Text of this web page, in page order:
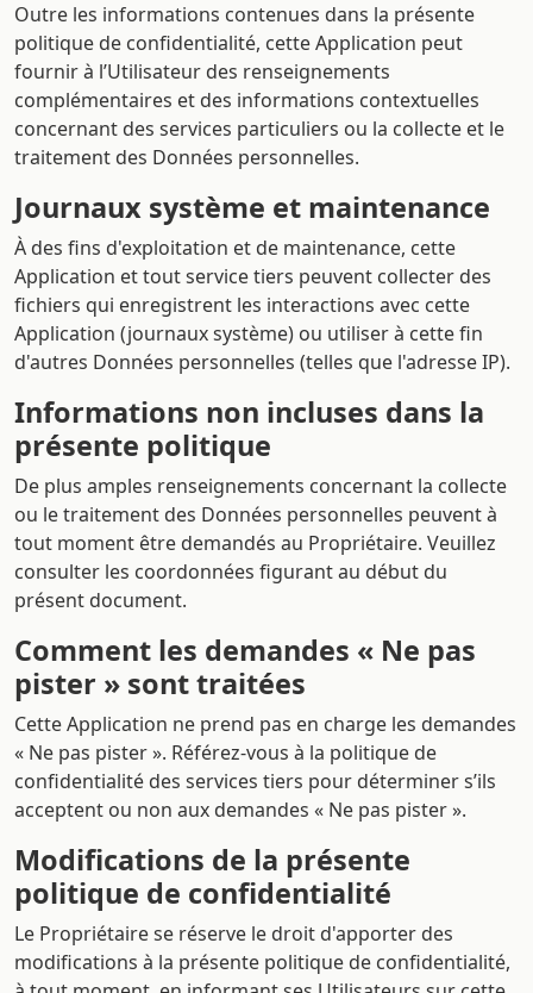
Outre les informations contenues dans la présente
politique de confidentialité, cette Application peut
fournir à l’Utilisateur des renseignements
complémentaires et des informations contextuelles
concernant des services particuliers ou la collecte et le
traitement des Données personnelles.
Journaux système et maintenance
À des fins d'exploitation et de maintenance, cette
Application et tout service tiers peuvent collecter des
fichiers qui enregistrent les interactions avec cette
Application (journaux système) ou utiliser à cette fin
d'autres Données personnelles (telles que l'adresse IP).
Informations non incluses dans la
présente politique
De plus amples renseignements concernant la collecte
ou le traitement des Données personnelles peuvent à
tout moment être demandés au Propriétaire. Veuillez
consulter les coordonnées figurant au début du
présent document.
Comment les demandes « Ne pas
pister » sont traitées
Cette Application ne prend pas en charge les demandes
« Ne pas pister ». Référez-vous à la politique de
confidentialité des services tiers pour déterminer s’ils
acceptent ou non aux demandes « Ne pas pister ».
Modifications de la présente
politique de confidentialité
Le Propriétaire se réserve le droit d'apporter des
modifications à la présente politique de confidentialité,